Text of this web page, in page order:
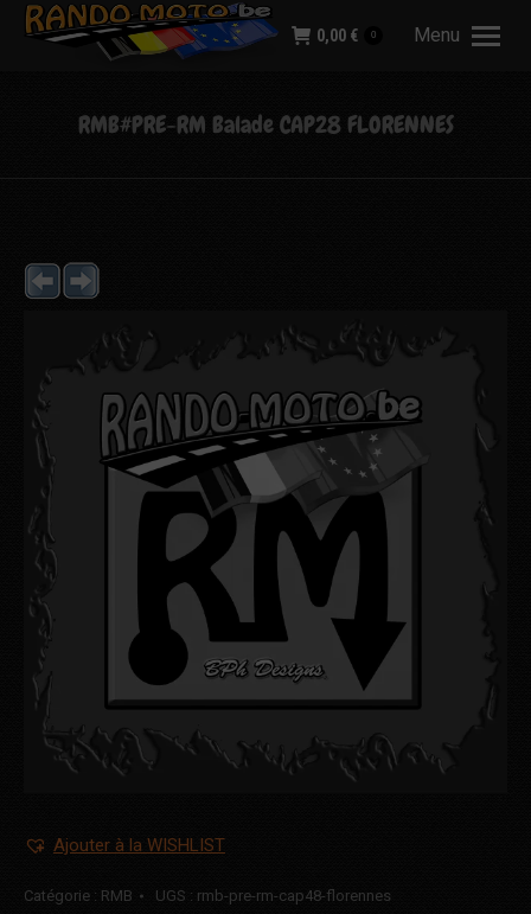
Menu
0,00 € 0
RMB#PRE-RM Balade CAP28 FLORENNES
Ajouter à la WISHLIST
Catégorie : RMB UGS : rmb-pre-rm-cap48-florennes